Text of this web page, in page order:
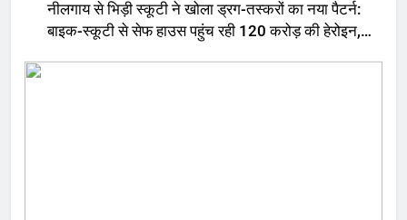
नीलगाय से भिड़ी स्कूटी ने खोला ड्रग-तस्करों का नया पैटर्न:
बाइक-स्कूटी से सेफ हाउस पहुंच रही 120 करोड़ की हेरोइन,